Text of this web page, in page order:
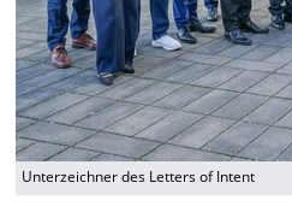
Unterzeichner des Letters of Intent